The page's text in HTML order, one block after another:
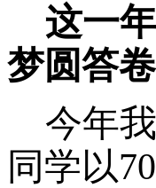
这一
梦圆答卷
今年
同学以